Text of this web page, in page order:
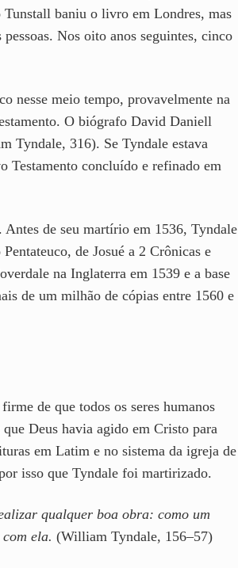
baniu o livro em Londres, mas
Nos oito anos seguintes, cinco
nesse meio tempo, provavelmente na
O biógrafo David Daniell
Tyndale, 316). Se Tyndale estava
Testamento concluído e refinado em
de seu martírio em 1536, Tyndale
de Josué a 2 Crônicas e
na Inglaterra em 1539 e a base
de um milhão de cópias entre 1560 e
de que todos os seres humanos
Deus havia agido em Cristo para
em Latim e no sistema da igreja de
isso que Tyndale foi martirizado.
qualquer boa obra: como um
ela. (William Tyndale, 156–57)